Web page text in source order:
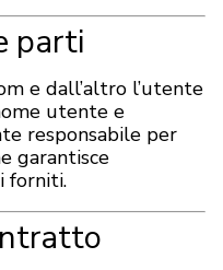
parti
e dall’altro l’utente
utente e
responsabile per
garantisce
forniti.